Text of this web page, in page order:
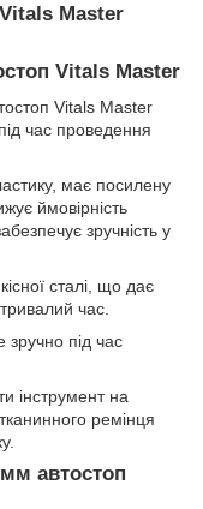
Master
Vitals Master
Vitals Master
час проведення
має посилену
ймовірність
зручність у
сталі, що дає
час.
зручно під час
інструмент на
ремінця
автостоп